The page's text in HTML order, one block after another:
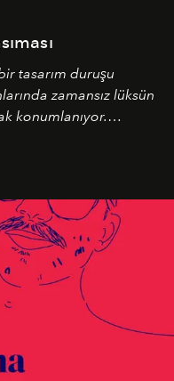
tasarım duruşu
zamansız lüksün
konumlanıyor.